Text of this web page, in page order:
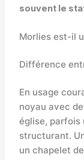
souvent le
Morlies est-il
Différence
En usage
noyau avec
église, parfois
structurant.
un chapelet